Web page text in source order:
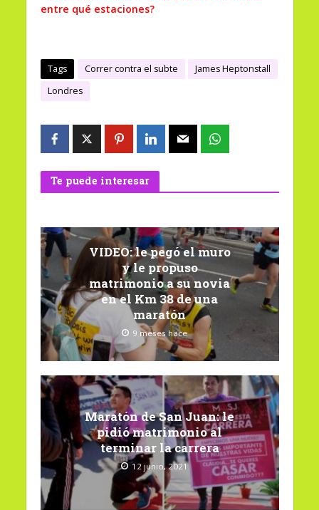
entre qué estaciones?
Tags Correr contra el subte
James Heptonstall
Londres
Te puede interesar
VIDEO: le pegó el muro
y le propuso
matrimonio a su novia
en el Km 38 de una
maratón
9 meses hace
Maratón de San Juan: le
pidió matrimonio al
terminar la carrera
12 junio, 2021